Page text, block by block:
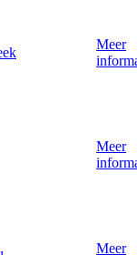
Meer
Meer
Meer